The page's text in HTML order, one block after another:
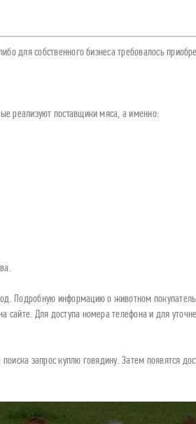
для собственного бизнеса требовалось
реализуют поставщики мяса, а именно:
Подробную информацию о животном
Для доступа номера телефона и для
запрос куплю говядину. Затем появятся